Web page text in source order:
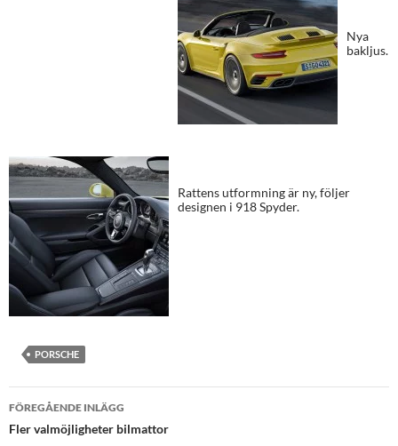
Nya
bakljus.
Rattens utformning är ny, följer
designen i 918 Spyder.
PORSCHE
Inläggsnavigering
FÖREGÅENDE INLÄGG
Fler valmöjligheter bilmattor